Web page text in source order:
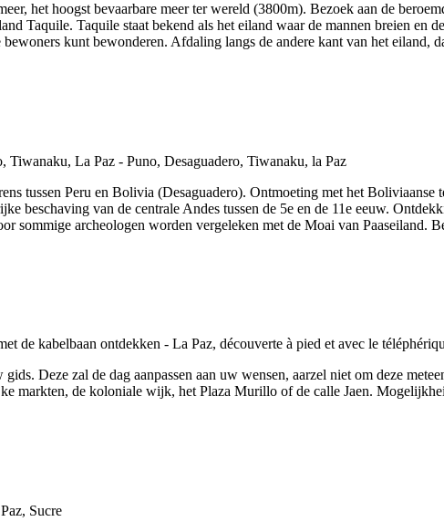
het hoogst bevaarbare meer ter wereld (3800m). Bezoek aan de
Taquile. Taquile staat bekend als het eiland waar de mannen breien en
kunt bewonderen. Afdaling langs de andere kant van het eiland,
tussen Peru en Bolivia (Desaguadero). Ontmoeting met het
beschaving van de centrale Andes tussen de 5e en de 11e eeuw.
sommige archeologen worden vergeleken met de Moai van Paaseiland.
Deze zal de dag aanpassen aan uw wensen, aarzel niet om deze
markten, de koloniale wijk, het Plaza Murillo of de calle Jaen.